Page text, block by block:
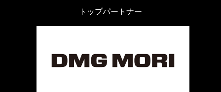
トップパートナー